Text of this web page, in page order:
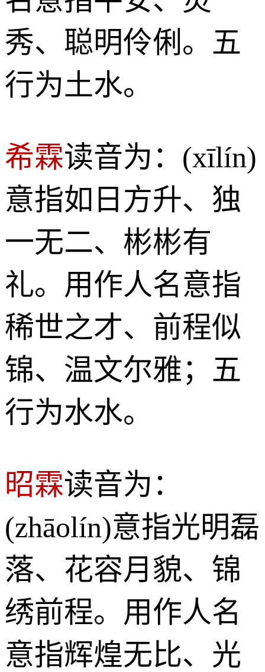
秀、聪明伶俐。五
行为土水。
希霖读音为：(xīlín)
意指如日方升、独
一无二、彬彬有
礼。用作人名意指
稀世之才、前程似
锦、温文尔雅；五
行为水水。
昭霖读音为：
(zhāolín)意指光明磊
落、花容月貌、锦
绣前程。用作人名
意指辉煌无比、光